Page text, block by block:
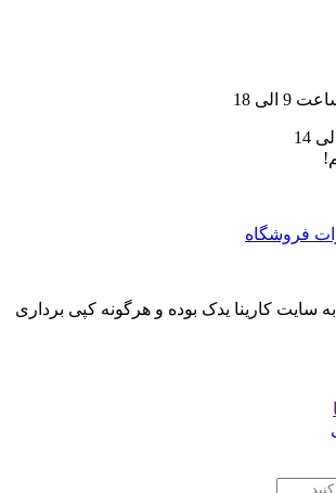
الی 18
فروشگاه
سایت کارینا یدک بوده و هرگونه کپی برداری